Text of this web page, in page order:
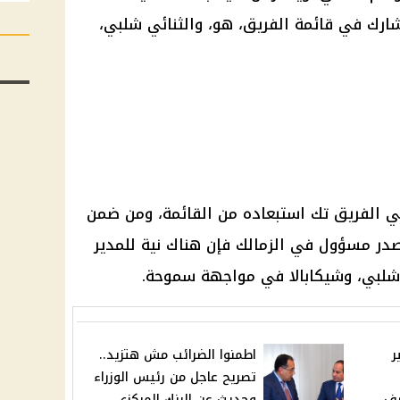
في قائمة الفريق، هو، والثنائي شلبي،
الفريق تك استبعاده من القائمة، ومن ضمن
مسؤول في الزمالك فإن هناك نية للمدير
وشيكابالا في مواجهة سموحة.
اطمنوا الضرائب مش هتزيد..
تصريح عاجل من رئيس الوزراء